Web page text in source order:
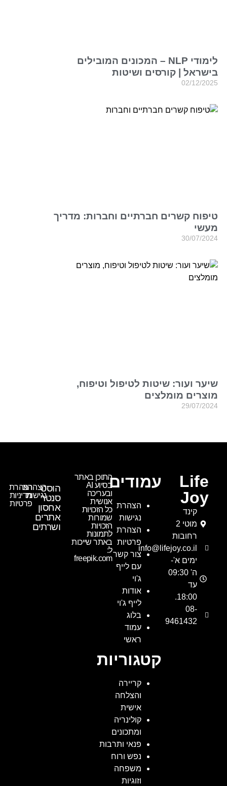
לימודי NLP – המכונים המובילים
בישראל | קורסים ושיטות
02/12/2025
טיפוח קשרים חברתיים וחברות: מדריך
מעשי
30/07/2024
שיער ועור: שיטות לטיפול וטיפוח,
מוצרים מומלצים
29/07/2024
Life
Joy
קינד
מוטי 2
רחובות
info@lifejoy.co.il
ימים א'-
ה' 09:30
עד
18:00.
08-
9461432
עמודים
הצהרת
נגישות
הצהרת
פרטיות
צור קשר
עם לייף
ג'וי
אודות
לייף ג'וי
בלוג
עמוד
ראשי
קטגוריות
קריירה
והצלחה
אישית
קולינריה
ומתכונים
פנאי ותרבות
נפש ורוח
משפחה
וזוגיות
התוכן באתר
בסיוע AI
ובעריכה
אנושית
כל הזכויות
שמורות
הזכויות
לתמונות
באתר שייכות
ל:
freepik.com
הצהרת
מדיניות
פרטיות
הצהרת
נגישות
הוסט
סנטר
אחסון
אתרים
ושרתים